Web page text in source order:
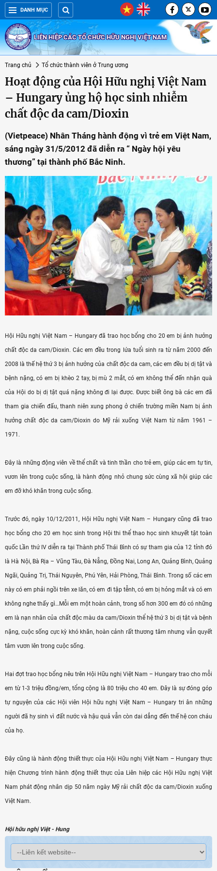
DANH MỤC
LIÊN HIỆP CÁC TỔ CHỨC HỮU NGHỊ VIỆT NAM
Trang chủ Tổ chức thành viên ở Trung ương
Hoạt động của Hội Hữu nghị Việt Nam
– Hungary ủng hộ học sinh nhiễm
chất độc da cam/Dioxin
(Vietpeace) Nhân Tháng hành động vì trẻ em Việt Nam,
sáng ngày 31/5/2012 đã diễn ra “ Ngày hội yêu
thương” tại thành phố Bắc Ninh.
Hội Hữu nghị Việt Nam – Hungary đã trao học bổng cho 20 em bị ảnh hưởng
chất độc da cam/Dioxin. Các em đều trong lứa tuổi sinh ra từ năm 2000 đến
2008 là thế hệ thứ 3 bị ảnh hưởng của chất độc da cam, các em đều bị dị tật và
bệnh nặng, có em bị khèo 2 tay, bị mù 2 mắt, có em không thể đến nhận quà
của Hội do bị dị tật quá nặng không đi lại được. Được biết ông bà các em đã
tham gia chiến đấu, thanh niên xung phong ở chiến trường miền Nam bị ảnh
hưởng chất độc da cam/Dioxin do Mỹ rải xuống Việt Nam từ năm 1961 –
1971.
Đây là những động viên về thể chất và tinh thần cho trẻ em, giúp các em tự tin,
vươn lên trong cuộc sống, là hành động nhỏ chung sức cùng xã hội giúp các
em đỡ khó khăn trong cuộc sống.
Trước đó, ngày 10/12/2011, Hội Hữu nghị Việt Nam – Hungary cũng đã trao
học bổng cho 20 em học sinh trong Hội thi thể thao học sinh khuyết tật toàn
quốc Lần thứ IV diễn ra tại Thành phố Thái Bình có sự tham gia của 12 tỉnh đó
là Hà Nội, Bà Rịa – Vũng Tàu, Đà Nẵng, Đồng Nai, Long An, Quảng Bình, Quảng
Ngãi, Quảng Trị, Thái Nguyên, Phú Yên, Hải Phòng, Thái Bình. Trong số các em
này có em phải ngồi trên xe lăn, có em đi tập tễnh, có em bị hỏng mắt và có em
không nghe thấy gì…Mỗi em một hoàn cảnh, trong số hơn 300 em đó có những
em là nạn nhân của chất độc màu da cam/Dioxin thể hệ thứ 3 bị dị tật và bệnh
nặng, cuộc sống cực kỳ khó khăn, hoàn cảnh rất thương tâm nhưng vẫn quyết
tâm vươn lên trong cuộc sống.
Hai đợt trao học bổng nêu trên Hội Hữu nghị Việt Nam – Hungary trao cho mỗi
em từ 1-3 triệu đồng/em, tổng cộng là 80 triệu cho 40 em. Đây là sự đóng góp
tự nguyện của các Hội viên Hội hữu nghị Việt Nam – Hungary tri ân những
người đã hy sinh vì đất nước và hậu quả vẫn còn dai dẳng đến thế hệ con cháu
của họ.
Đây cũng là hành động thiết thực của Hội Hữu nghị Việt Nam – Hungary thực
hiện Chương trình hành động thiết thực của Liên hiệp các Hội Hữu nghị Việt
Nam phát động nhân dịp 50 năm ngày Mỹ rải chất độc da cam/Dioxin xuống
Việt Nam.
Hội hữu nghị Việt - Hung